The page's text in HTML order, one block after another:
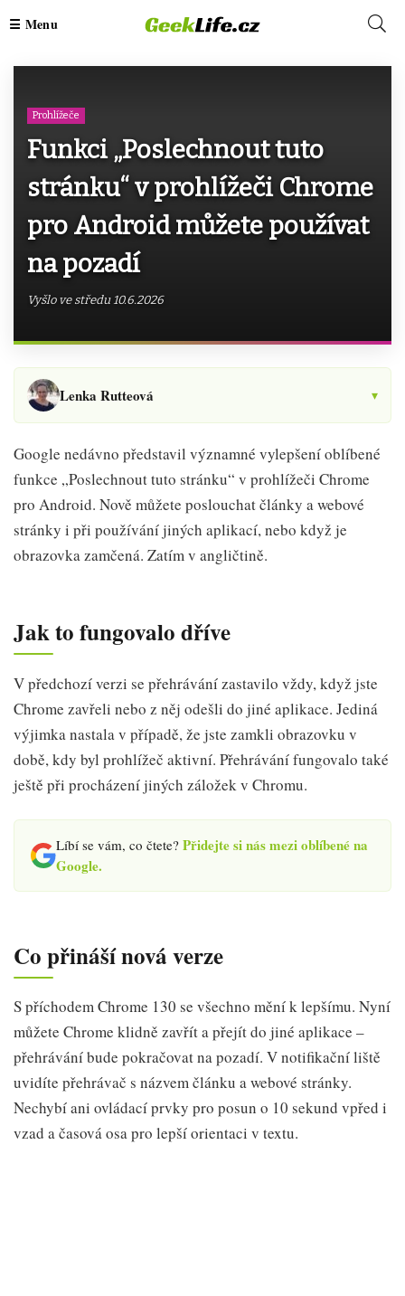
Prohlížeče
Funkci „Poslechnout tuto
stránku“ v prohlížeči Chrome
pro Android můžete používat
na pozadí
Vyšlo ve středu 10.6.2026
Lenka Rutteová ▾
Google nedávno představil významné vylepšení oblíbené
funkce „Poslechnout tuto stránku“ v prohlížeči Chrome
pro Android. Nově můžete poslouchat články a webové
stránky i při používání jiných aplikací, nebo když je
obrazovka zamčená. Zatím v angličtině.
Jak to fungovalo dříve
V předchozí verzi se přehrávání zastavilo vždy, když jste
Chrome zavřeli nebo z něj odešli do jiné aplikace. Jediná
výjimka nastala v případě, že jste zamkli obrazovku v
době, kdy byl prohlížeč aktivní. Přehrávání fungovalo také
ještě při procházení jiných záložek v Chromu.
Líbí se vám, co čtete? Přidejte si nás mezi oblíbené na
Google.
Co přináší nová verze
S příchodem Chrome 130 se všechno mění k lepšímu. Nyní
můžete Chrome klidně zavřít a přejít do jiné aplikace –
přehrávání bude pokračovat na pozadí. V notifikační liště
uvidíte přehrávač s názvem článku a webové stránky.
Nechybí ani ovládací prvky pro posun o 10 sekund vpřed i
vzad a časová osa pro lepší orientaci v textu.